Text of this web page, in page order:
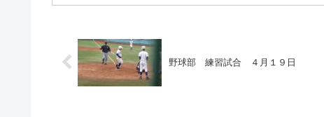
野球部 練習試合 ４月１９日